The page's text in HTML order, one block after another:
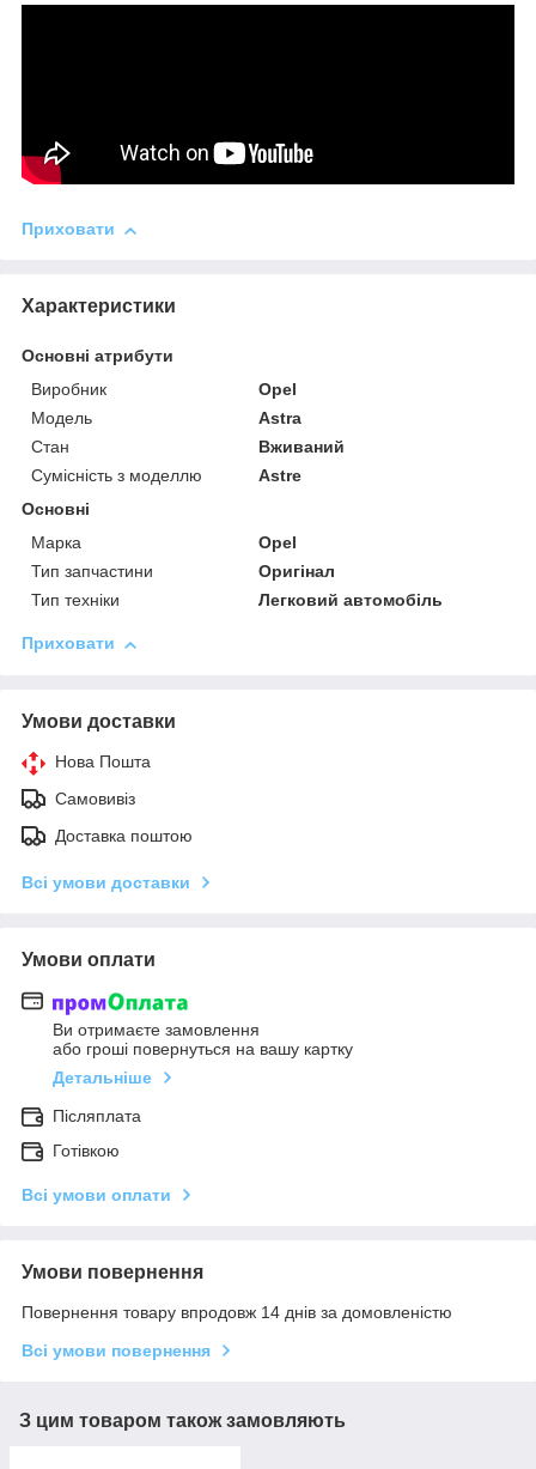
Приховати
Характеристики
Основні атрибути
Виробник
Opel
Модель
Astra
Стан
Вживаний
Сумісність з моделлю
Astre
Основні
Марка
Opel
Тип запчастини
Оригінал
Тип техніки
Легковий автомобіль
Приховати
Умови доставки
Нова Пошта
Самовивіз
Доставка поштою
Всі умови доставки
Умови оплати
Ви отримаєте замовлення
або гроші повернуться на вашу картку
Детальніше
Післяплата
Готівкою
Всі умови оплати
Умови повернення
Повернення товару впродовж 14 днів за домовленістю
Всі умови повернення
З цим товаром також замовляють